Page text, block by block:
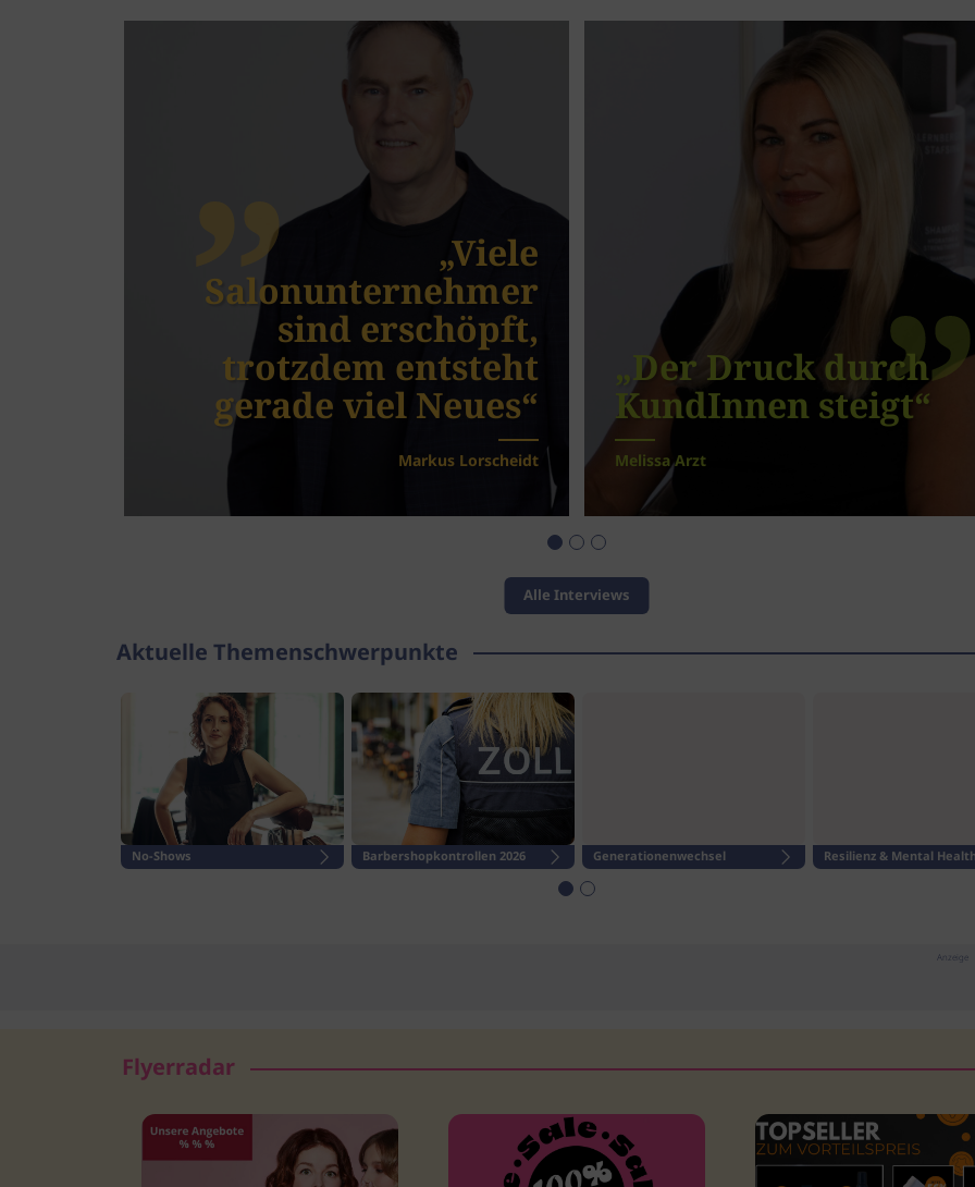
„Viele
Salonunternehmer
sind erschöpft,
trotzdem entsteht
gerade viel Neues“
Markus Lorscheidt
„Der Druck durch
KundInnen steigt“
Melissa Arzt
Alle Interviews
Aktuelle Themenschwerpunkte
No-Shows Barbershopkontrollen 2026 Generationenwechsel Resilienz & Mental Health
Anzeige
Flyerradar